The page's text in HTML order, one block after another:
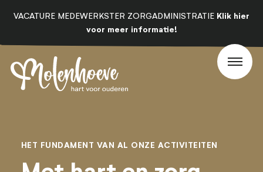
VACATURE MEDEWERKSTER ZORGADMINISTRATIE Klik hier
voor meer informatie!
HET FUNDAMENT VAN AL ONZE ACTIVITEITEN